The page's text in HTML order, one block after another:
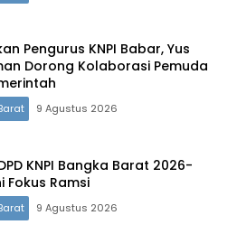
Pengurus KNPI Babar, Yus
Dorong Kolaborasi Pemuda
9 Agustus 2026
KNPI Bangka Barat 2026-
Fokus Ramsi
9 Agustus 2026